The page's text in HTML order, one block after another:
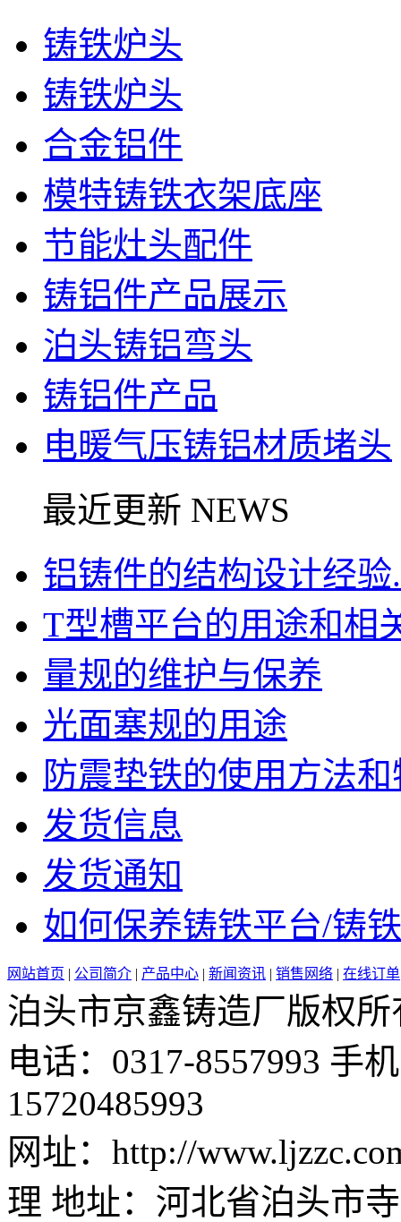
铸铁炉头
铸铁炉头
合金铝件
模特铸铁衣架底座
节能灶头配件
铸铝件产品展示
泊头铸铝弯头
铸铝件产品
电暖气压铸铝材质堵头
最近更新 NEWS
铝铸件的结构设计经验
T型槽平台的用途和相
量规的维护与保养
光面塞规的用途
防震垫铁的使用方法和
发货信息
发货通知
如何保养铸铁平台/铸
网站首页 | 公司简介 | 产品中心 | 新闻资讯 | 销售网络 | 在线订单
泊头市京鑫铸造厂版权所
电话：0317-8557993 手
15720485993
网址：http://
理 地址：河北省泊头市